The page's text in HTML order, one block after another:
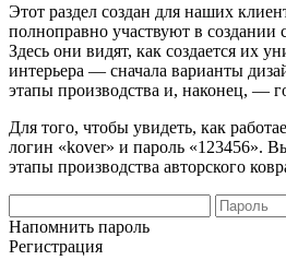
Этот раздел создан для наших
полноправно участвуют в создании
Здесь они видят, как создается их
интерьера — сначала варианты
этапы производства и, наконец, —
Для того, чтобы увидеть, как
логин «kover» и пароль «123456».
этапы производства авторского
Напомнить пароль
Регистрация